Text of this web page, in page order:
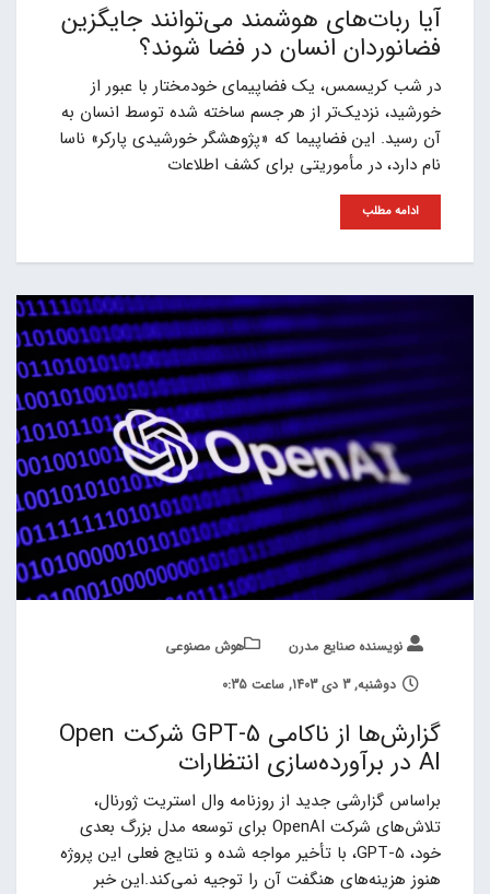
آیا ربات‌های هوشمند می‌توانند جایگزین
فضانوردان انسان در فضا شوند؟
در شب کریسمس، یک فضاپیمای خودمختار با عبور از
خورشید، نزدیک‌تر از هر جسم ساخته شده توسط انسان به
آن رسید. این فضاپیما که «پژوهشگر خورشیدی پارکر» ناسا
نام دارد، در مأموریتی برای کشف اطلاعات
ادامه مطلب
نویسنده صنایع مدرن
هوش مصنوعی
دوشنبه, 3 دی 1403, ساعت 0:35
گزارش‌ها از ناکامی GPT-5 شرکت Open
AI در برآورده‌سازی انتظارات
براساس گزارشی جدید از روزنامه وال استریت ژورنال،
تلاش‌های شرکت OpenAI برای توسعه مدل بزرگ بعدی
خود، GPT-5، با تأخیر مواجه شده و نتایج فعلی این پروژه
هنوز هزینه‌های هنگفت آن را توجیه نمی‌کند.این خبر